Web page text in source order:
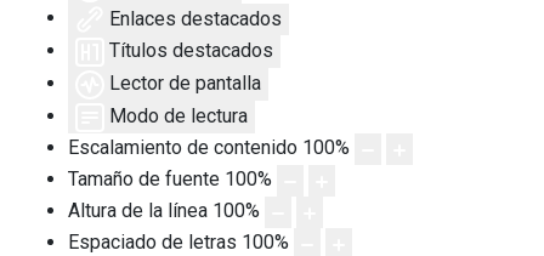
Enlaces destacados
Títulos destacados
Lector de pantalla
Modo de lectura
Escalamiento de contenido 100%
Tamaño de fuente 100%
Altura de la línea 100%
Espaciado de letras 100%